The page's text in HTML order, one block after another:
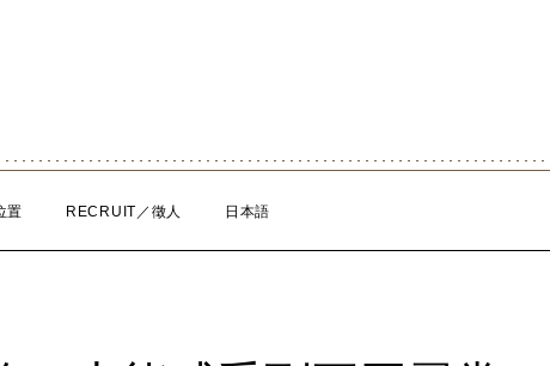
置 RECRUIT／徵人 日本語